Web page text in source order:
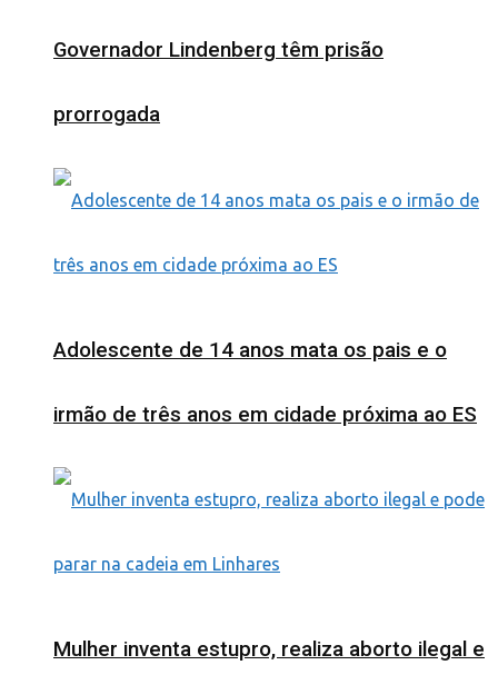
Governador Lindenberg têm prisão
prorrogada
Adolescente de 14 anos mata os pais e o
irmão de três anos em cidade próxima ao ES
Mulher inventa estupro, realiza aborto ilegal e